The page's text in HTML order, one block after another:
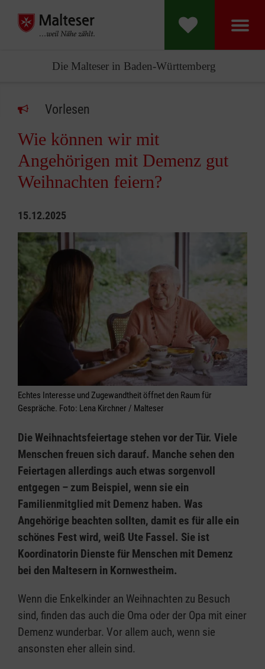
Die Malteser in Baden-Württemberg
Vorlesen
Wie können wir mit
Angehörigen mit Demenz gut
Weihnachten feiern?
15.12.2025
Echtes Interesse und Zugewandtheit öffnet den Raum für
Gespräche. Foto: Lena Kirchner / Malteser
Die Weihnachtsfeiertage stehen vor der Tür. Viele
Menschen freuen sich darauf. Manche sehen den
Feiertagen allerdings auch etwas sorgenvoll
entgegen – zum Beispiel, wenn sie ein
Familienmitglied mit Demenz haben. Was
Angehörige beachten sollten, damit es für alle ein
schönes Fest wird, weiß Ute Fassel. Sie ist
Koordinatorin Dienste für Menschen mit Demenz
bei den Maltesern in Kornwestheim.
Wenn die Enkelkinder an Weihnachten zu Besuch
sind, finden das auch die Oma oder der Opa mit einer
Demenz wunderbar. Vor allem auch, wenn sie
ansonsten eher allein sind.